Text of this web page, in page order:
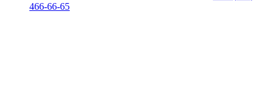
466-66-65